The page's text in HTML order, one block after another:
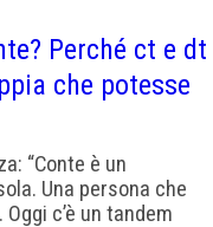
Perché ct e dt
che potesse
“Conte è un
Una persona che
c’è un tandem